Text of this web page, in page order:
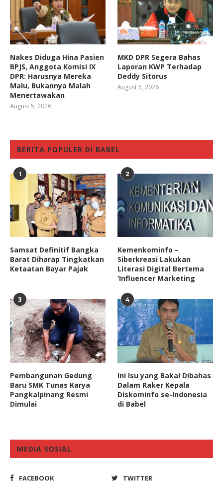
Nakes Diduga Hina Pasien
BPJS, Anggota Komisi IX
DPR: Harusnya Mereka
Malu, Bukannya Malah
Menertawakan
August 5, 2026
MKD DPR Segera Bahas
Laporan KWP Terhadap
Deddy Sitorus
August 5, 2026
BERITA POPULER DI BABEL
1
Samsat Definitif Bangka
Barat Diharap Tingkatkan
Ketaatan Bayar Pajak
2
Kemenkominfo –
Siberkreasi Lakukan
Literasi Digital Bertema
‘Influencer Marketing
3
Pembangunan Gedung
Baru SMK Tunas Karya
Pangkalpinang Resmi
Dimulai
4
Ini Isu yang Bakal Dibahas
Dalam Raker Kepala
Diskominfo se-Indonesia
di Babel
MEDIA SOSIAL
FACEBOOK
TWITTER